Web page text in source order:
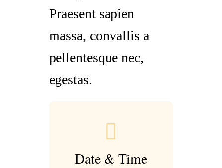
Praesent sapien
massa, convallis a
pellentesque nec,
egestas.
Date & Time